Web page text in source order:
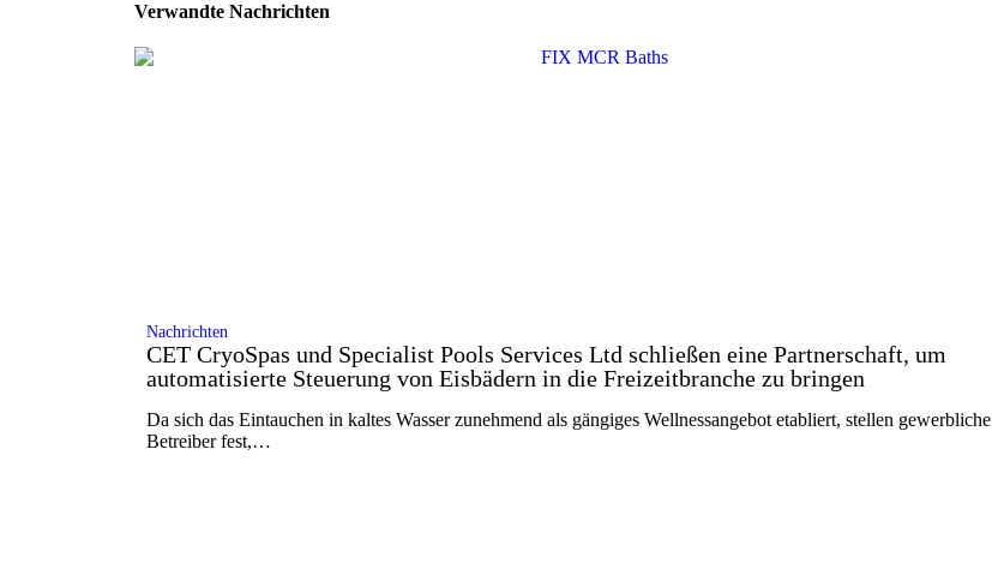
Verwandte Nachrichten
Nachrichten
CET CryoSpas und Specialist Pools Services Ltd schließen eine Partnerschaft, um
automatisierte Steuerung von Eisbädern in die Freizeitbranche zu bringen
Da sich das Eintauchen in kaltes Wasser zunehmend als gängiges Wellnessangebot etabliert, stellen gewerbliche
Betreiber fest,…